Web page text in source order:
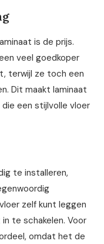
is de prijs.
veel goedkoper
terwijl ze toch een
Dit maakt laminaat
een stijlvolle vloer
te installeren,
zelf kunt leggen
te schakelen. Voor
omdat het de